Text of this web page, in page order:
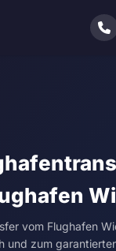
vom Flughafen
und zum